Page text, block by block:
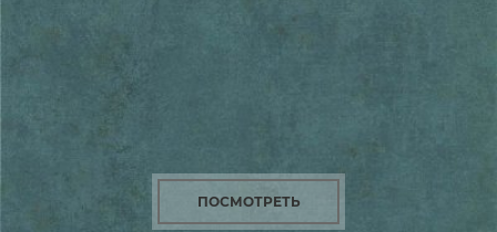
ПОСМОТРЕТЬ